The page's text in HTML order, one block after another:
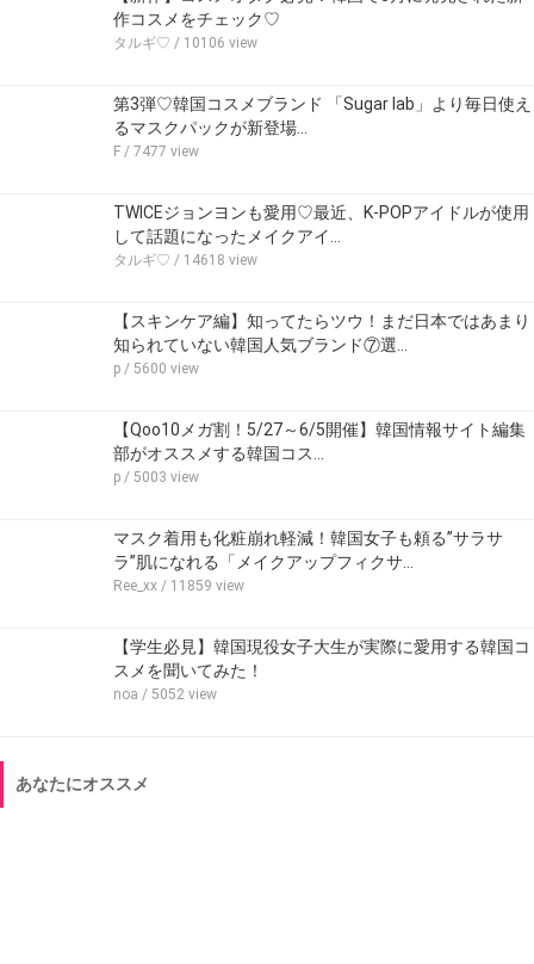
作コスメをチェック♡
タルギ♡ / 10106 view
第3弾♡韓国コスメブランド 「Sugar lab」より毎日使え
るマスクパックが新登場…
F / 7477 view
TWICEジョンヨンも愛用♡最近、K-POPアイドルが使用
して話題になったメイクアイ…
タルギ♡ / 14618 view
【スキンケア編】知ってたらツウ！まだ日本ではあまり
知られていない韓国人気ブランド⑦選…
p / 5600 view
【Qoo10メガ割！5/27～6/5開催】韓国情報サイト編集
部がオススメする韓国コス…
p / 5003 view
マスク着用も化粧崩れ軽減！韓国女子も頼る”サラサ
ラ”肌になれる「メイクアップフィクサ…
Ree_xx / 11859 view
【学生必見】韓国現役女子大生が実際に愛用する韓国コ
スメを聞いてみた！
noa / 5052 view
あなたにオススメ